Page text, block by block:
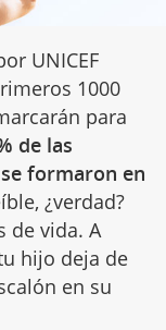
UNICEF
1000
para
de las
formaron en
¿verdad?
de vida. A
hijo deja de
en su